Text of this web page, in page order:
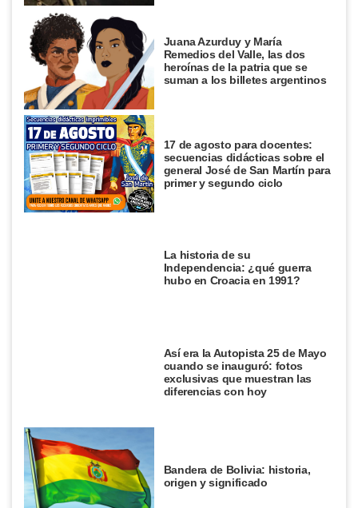
Juana Azurduy y María
Remedios del Valle, las dos
heroínas de la patria que se
suman a los billetes argentinos
17 de agosto para docentes:
secuencias didácticas sobre el
general José de San Martín para
primer y segundo ciclo
La historia de su
Independencia: ¿qué guerra
hubo en Croacia en 1991?
Así era la Autopista 25 de Mayo
cuando se inauguró: fotos
exclusivas que muestran las
diferencias con hoy
Bandera de Bolivia: historia,
origen y significado